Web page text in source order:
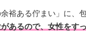
裕ある佇まい」に、
あるので、女性をす